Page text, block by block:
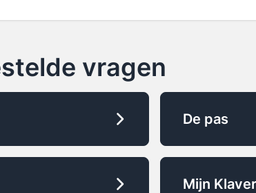
inloggen in 'Mijn account' en daar je pas
vragen
De pas
Mijn